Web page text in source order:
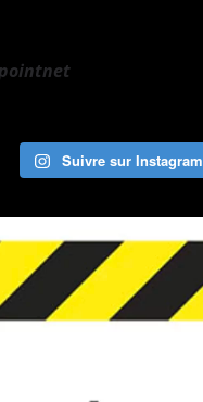
Suivre sur Instagram